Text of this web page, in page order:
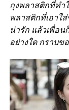
ถุงพลาสติกที่ทำ
พลาสติกที่เอาใ
น่ารัก แล้วเพื่อน
อย่างใด กราบข